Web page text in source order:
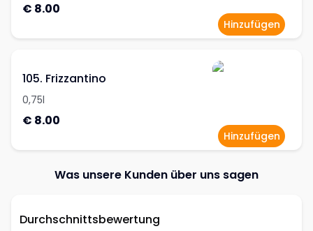
€ 8.00
Hinzufügen
105. Frizzantino
0,75l
€ 8.00
Hinzufügen
Was unsere Kunden über uns sagen
Durchschnittsbewertung